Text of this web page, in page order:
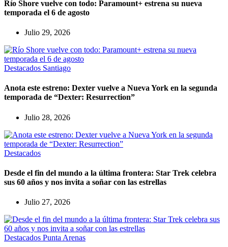
Río Shore vuelve con todo: Paramount+ estrena su nueva
temporada el 6 de agosto
Julio 29, 2026
Destacados Santiago
Anota este estreno: Dexter vuelve a Nueva York en la segunda
temporada de “Dexter: Resurrection”
Julio 28, 2026
Destacados
Desde el fin del mundo a la última frontera: Star Trek celebra
sus 60 años y nos invita a soñar con las estrellas
Julio 27, 2026
Destacados Punta Arenas